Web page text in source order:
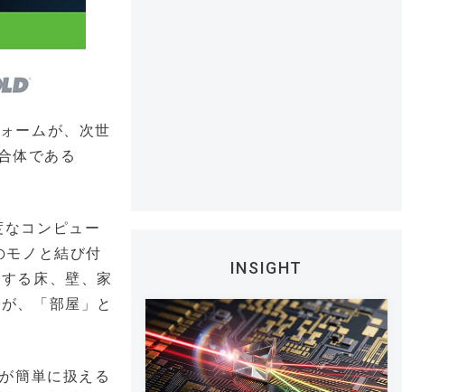
ームが、次世
体である
コンピュー
モノと結び付
る床、壁、家
、「部屋」と
簡単に扱える
INSIGHT